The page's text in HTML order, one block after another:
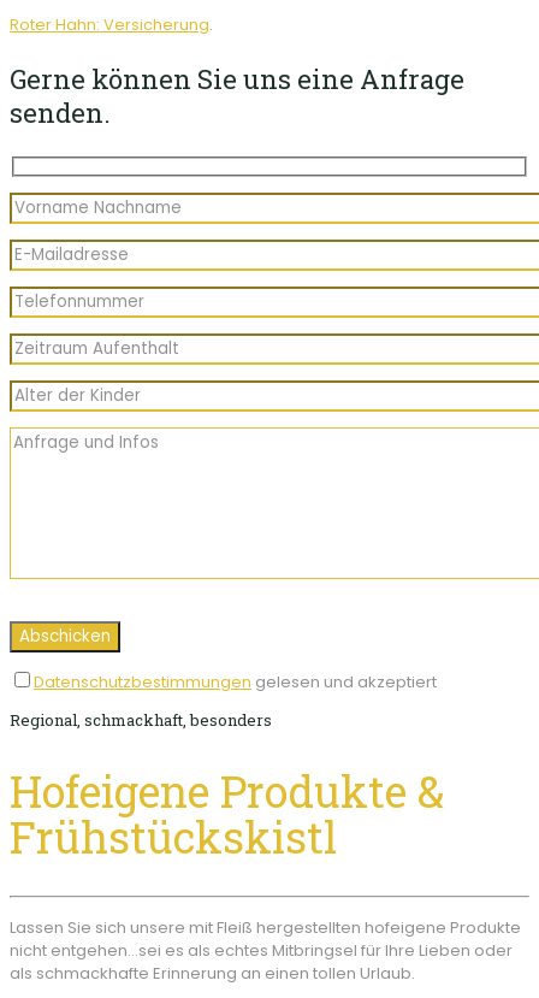
Roter Hahn: Versicherung.
Gerne können Sie uns eine Anfrage
senden.
Datenschutzbestimmungen gelesen und akzeptiert
Regional, schmackhaft, besonders
Hofeigene Produkte &
Frühstückskistl
Lassen Sie sich unsere mit Fleiß hergestellten hofeigene Produkte
nicht entgehen…sei es als echtes Mitbringsel für Ihre Lieben oder
als schmackhafte Erinnerung an einen tollen Urlaub.